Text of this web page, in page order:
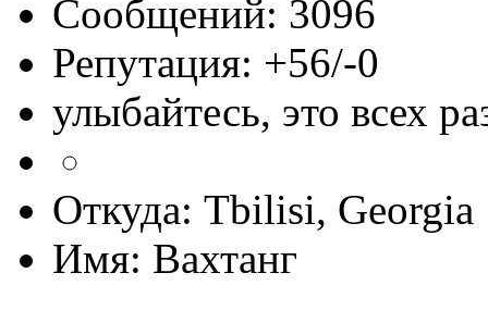
Сообщений: 3096
Репутация: +56/-0
улыбайтесь, это всех
Откуда: Tbilisi, Georgia
Имя: Вахтанг